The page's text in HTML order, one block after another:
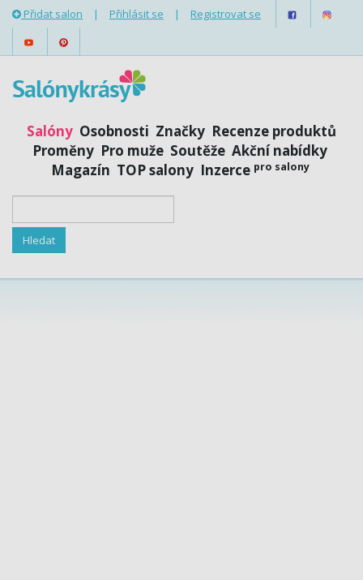
Přidat salon | Přihlásit se | Registrovat se
Salóny Osobnosti Značky Recenze produktů
Proměny Pro muže Soutěže Akční nabídky
Magazín TOP salony Inzerce pro salony